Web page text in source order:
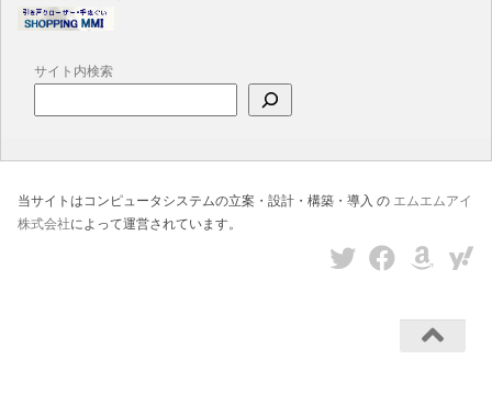
サイト内検索
当サイトはコンピュータシステムの立案・設計・構築・導入 の エムエムアイ
株式会社によって運営されています。